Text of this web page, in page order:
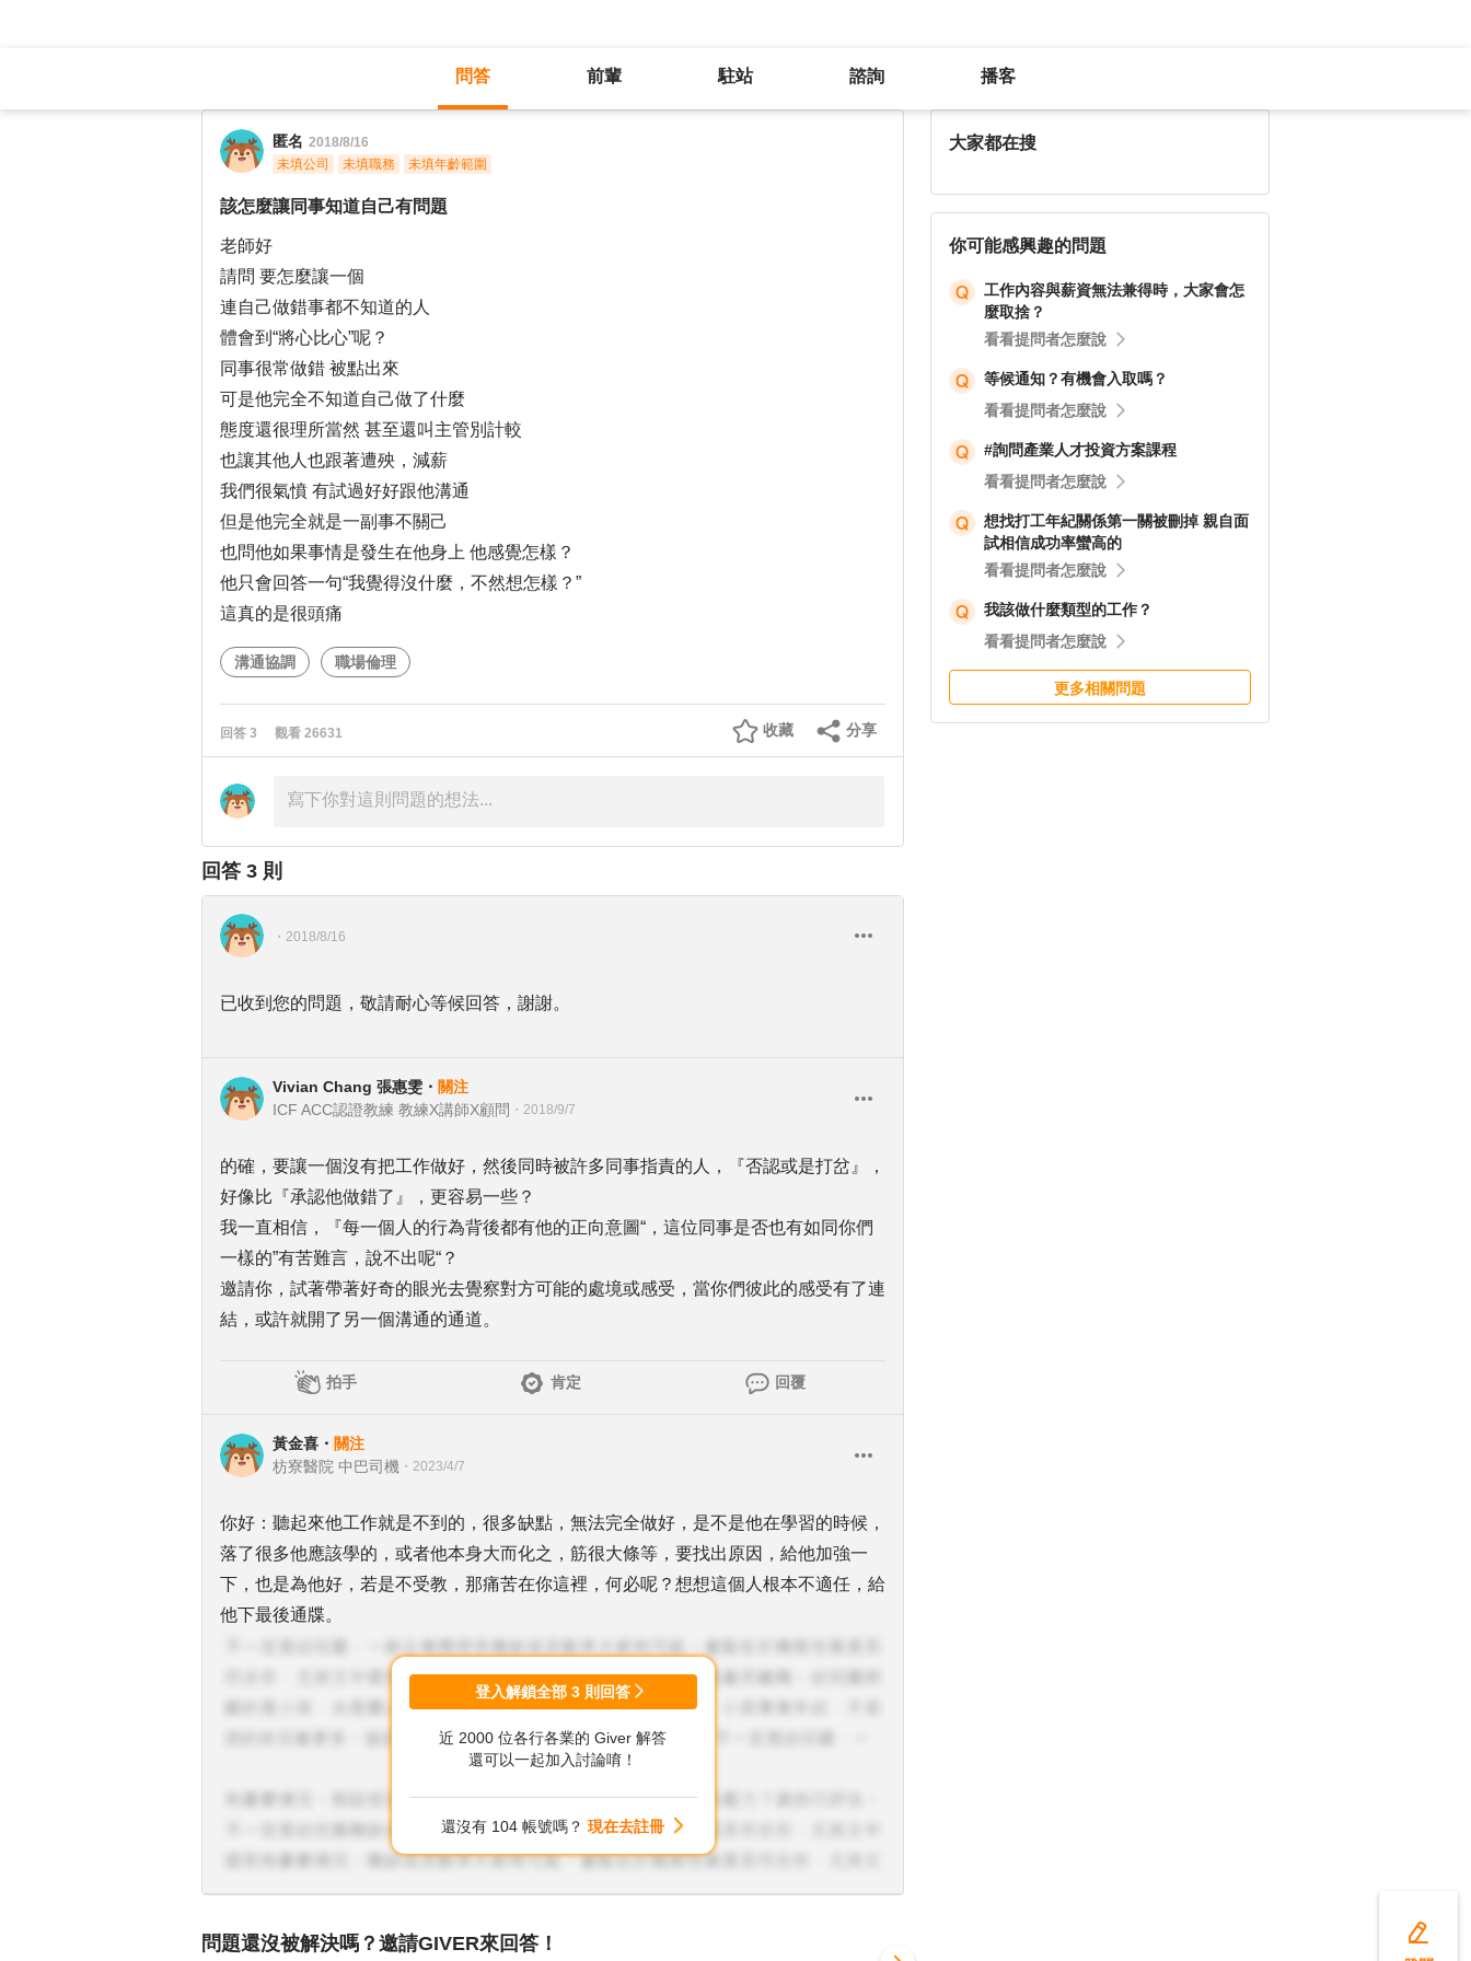
問答 前輩 駐站 諮詢 播客
匿名 2018/8/16
未填公司
未填職務 未填年齡範圍
該怎麼讓同事知道自己有問題
老師好
請問 要怎麼讓一個
連自己做錯事都不知道的人
體會到“將心比心”呢？
同事很常做錯 被點出來
可是他完全不知道自己做了什麼
態度還很理所當然 甚至還叫主管別計較
也讓其他人也跟著遭殃，減薪
我們很氣憤 有試過好好跟他溝通
但是他完全就是一副事不關己
也問他如果事情是發生在他身上 他感覺怎樣？
他只會回答一句“我覺得沒什麼，不然想怎樣？”
這真的是很頭痛
溝通協調 職場倫理
回答 3 觀看 26631 分享
收藏
回答 3 則
・ 2018/8/16
已收到您的問題，敬請耐心等候回答，謝謝。
Vivian Chang 張惠雯 ・ 關注
ICF ACC認證教練 教練X講師X顧問 ・ 2018/9/7
的確，要讓一個沒有把工作做好，然後同時被許多同事指責的人，『否認或是打岔』，
好像比『承認他做錯了』，更容易一些？
我一直相信，『每一個人的行為背後都有他的正向意圖“，這位同事是否也有如同你們
一樣的”有苦難言，說不出呢“？
邀請你，試著帶著好奇的眼光去覺察對方可能的處境或感受，當你們彼此的感受有了連
結，或許就開了另一個溝通的通道。
拍手 肯定 回覆
黃金喜 ・ 關注
枋寮醫院 中巴司機 ・ 2023/4/7
你好：聽起來他工作就是不到的，很多缺點，無法完全做好，是不是他在學習的時候，
落了很多他應該學的，或者他本身大而化之，筋很大條等，要找出原因，給他加強一
下，也是為他好，若是不受教，那痛苦在你這裡，何必呢？想想這個人根本不適任，給
他下最後通牒。
登入解鎖全部 3 則回答
近 2000 位各行各業的 Giver 解答
還可以一起加入討論唷！
還沒有 104 帳號嗎？ 現在去註冊
問題還沒被解決嗎？邀請GIVER來回答！
大家都在搜
你可能感興趣的問題
工作內容與薪資無法兼得時，大家會怎
麼取捨？
看看提問者怎麼說
等候通知？有機會入取嗎？
看看提問者怎麼說
#詢問產業人才投資方案課程
看看提問者怎麼說
想找打工年紀關係第一關被刪掉 親自面
試相信成功率蠻高的
看看提問者怎麼說
我該做什麼類型的工作？
看看提問者怎麼說
更多相關問題